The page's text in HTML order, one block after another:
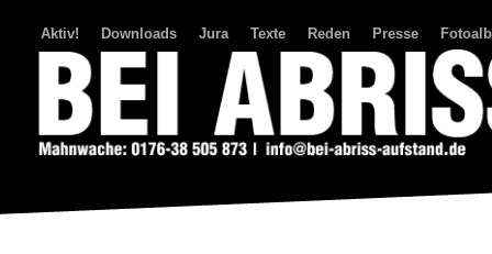
Aktiv! Downloads Jura Texte Reden Presse